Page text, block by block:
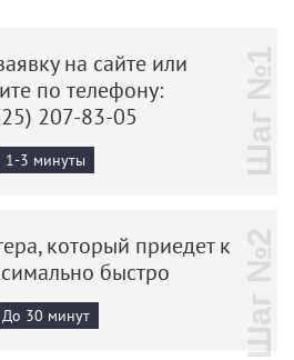
на сайте или
по телефону:
207-83-05
1-3 минуты Шаг №1
который приедет к
быстро
До 30 минут Шаг №2